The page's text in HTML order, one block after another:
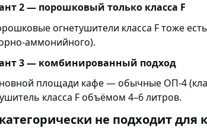
2 — порошковый только класса F
огнетушители класса F тоже
аммонийного).
3 — комбинированный подход
площади кафе — обычные ОП-4
класса F объёмом 4–6 литров.
не подходит для